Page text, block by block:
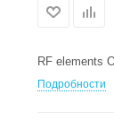
RF elements
Подробности